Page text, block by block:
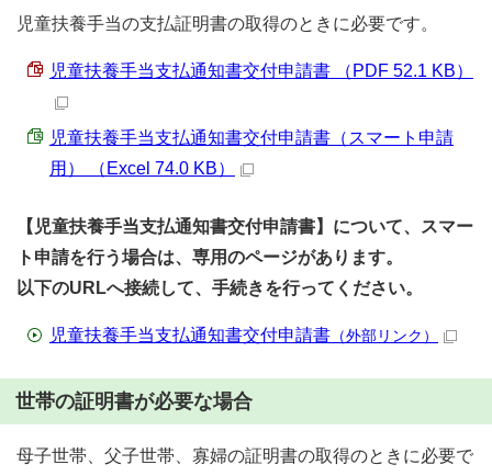
児童扶養手当の支払証明書の取得のときに必要です。
児童扶養手当支払通知書交付申請書 （PDF 52.1 KB）
児童扶養手当支払通知書交付申請書（スマート申請
用） （Excel 74.0 KB）
【児童扶養手当支払通知書交付申請書】について、スマー
ト申請を行う場合は、専用のページがあります。
以下のURLへ接続して、手続きを行ってください。
児童扶養手当支払通知書交付申請書 （外部リンク）
世帯の証明書が必要な場合
母子世帯、父子世帯、寡婦の証明書の取得のときに必要で